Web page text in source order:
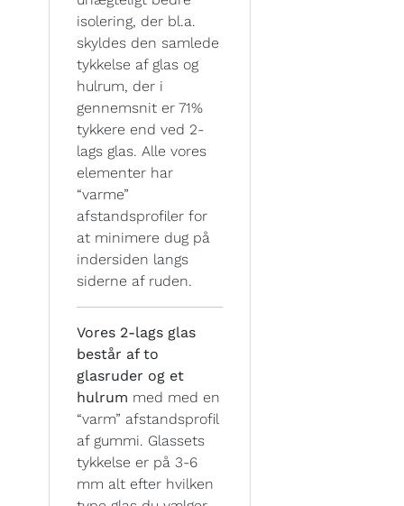
isolering, der bl.a.
skyldes den samlede
tykkelse af glas og
hulrum, der i
gennemsnit er 71%
tykkere end ved 2-
lags glas. Alle vores
elementer har
“varme”
afstandsprofiler for
at minimere dug på
indersiden langs
siderne af ruden.
Vores 2-lags glas
består af to
glasruder og et
hulrum med med en
“varm” afstandsprofil
af gummi. Glassets
tykkelse er på 3-6
mm alt efter hvilken